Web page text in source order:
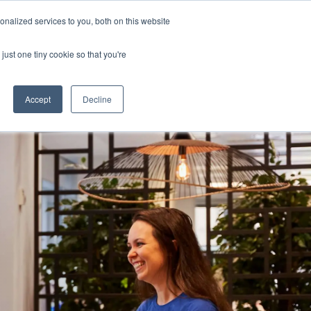
services to you, both on this website
one tiny cookie so that you're
Accept Decline
DEMO BUCHEN